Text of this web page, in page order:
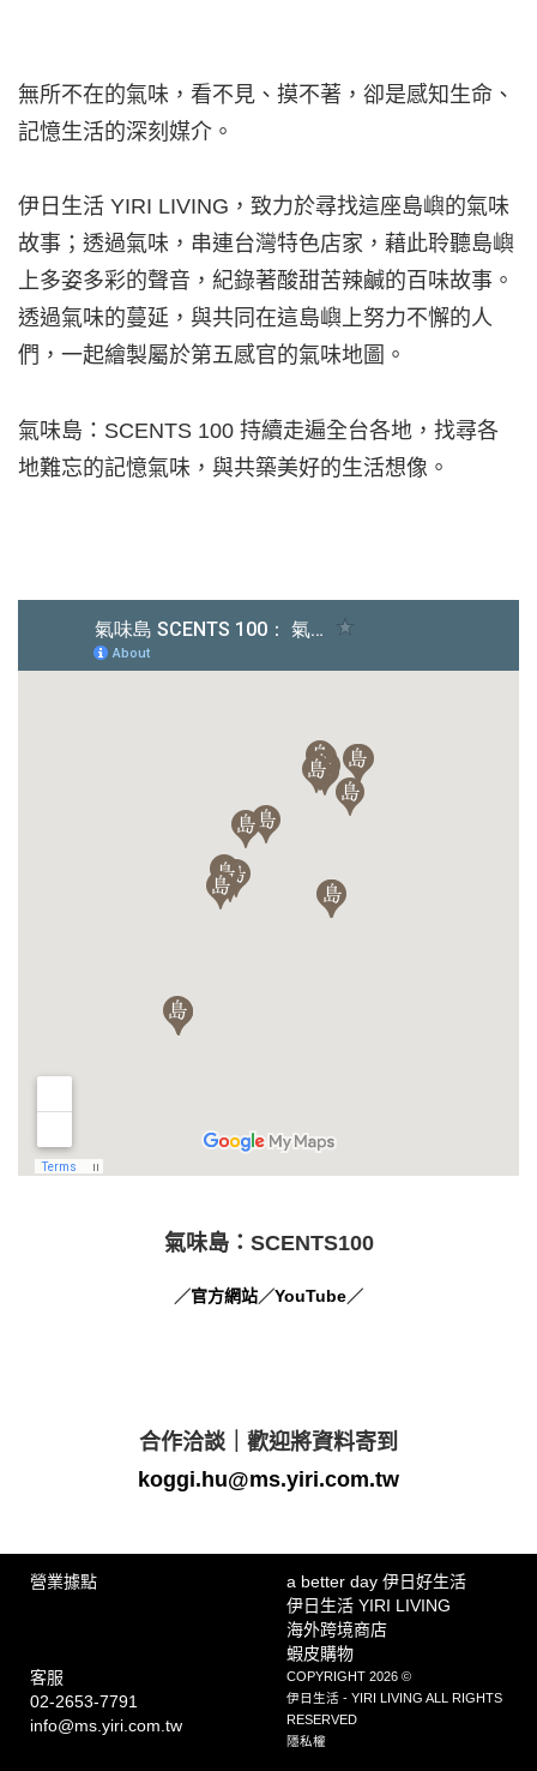
無所不在的氣味，看不見、摸不著，卻是感知生命、
記憶生活的深刻媒介。
伊日生活 YIRI LIVING，致力於尋找這座島嶼的氣味
故事；透過氣味，串連台灣特色店家，藉此聆聽島嶼
上多姿多彩的聲音，紀錄著酸甜苦辣鹹的百味故事。
透過氣味的蔓延，與共同在這島嶼上努力不懈的人
們，一起繪製屬於第五感官的氣味地圖。
氣味島：SCENTS 100 持續走遍全台各地，找尋各
地難忘的記憶氣味，與共築美好的生活想像。
氣味島：SCENTS100
／官方網站／YouTube／
合作洽談｜歡迎將資料寄到
koggi.hu@ms.yiri.com.tw
營業據點
a better day 伊日好生活
伊日生活 YIRI LIVING
海外跨境商店
蝦皮購物
客服
02-2653-7791
info@ms.yiri.com.tw
COPYRIGHT 2026 ©
伊日生活 - YIRI LIVING ALL RIGHTS
RESERVED
隱私權